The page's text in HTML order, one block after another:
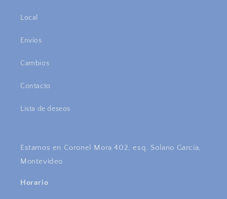
Local
Envíos
Cambios
Contacto
Lista de deseos
Estamos en Coronel Mora 402, esq. Solano García,
Montevideo
Horario